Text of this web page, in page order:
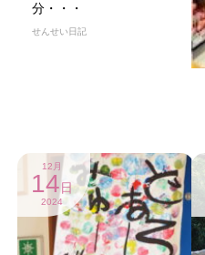
分・・・
せんせい日記
12月
14日
2024